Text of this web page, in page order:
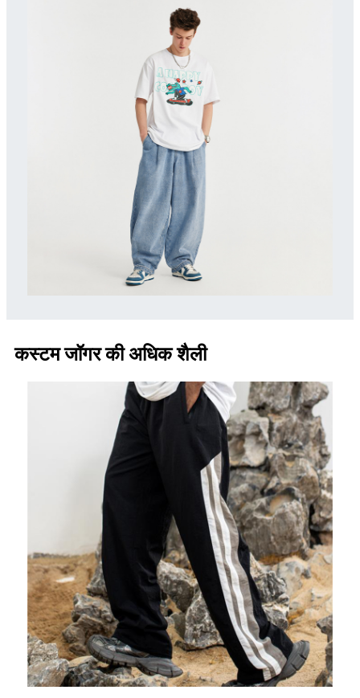
कस्टम जॉगर की अधिक शैली